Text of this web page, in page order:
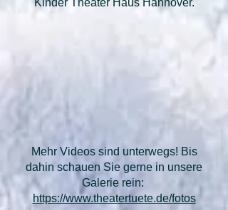
Kinder Theater Haus Hannover.
Mehr Videos sind unterwegs! Bis
dahin schauen Sie gerne in unsere
Galerie rein:
https://www.theatertuete.de/fotos